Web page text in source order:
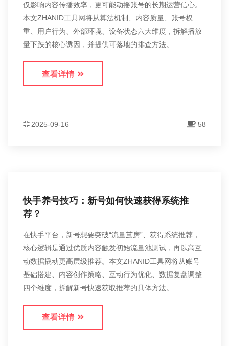
仅影响内容传播效率，更可能动摇账号的长期运营信心。
本文ZHANID工具网将从算法机制、内容质量、账号权
重、用户行为、外部环境、设备状态六大维度，拆解播放
量下跌的核心诱因，并提供可落地的排查方法。...
查看详情
2025-09-16 58
快手养号技巧：新号如何快速获得系统推
荐？
在快手平台，新号想要突破“流量茧房”、获得系统推荐，
核心逻辑是通过优质内容触发初始流量池测试，再以高互
动数据撬动更高层级推荐。本文ZHANID工具网将从账号
基础搭建、内容创作策略、互动行为优化、数据复盘调整
四个维度，拆解新号快速获取推荐的具体方法。...
查看详情